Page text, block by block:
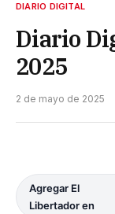
DIARIO DIGITAL
Diario
2025
2 de mayo de 2025
Agregar El
Libertador en